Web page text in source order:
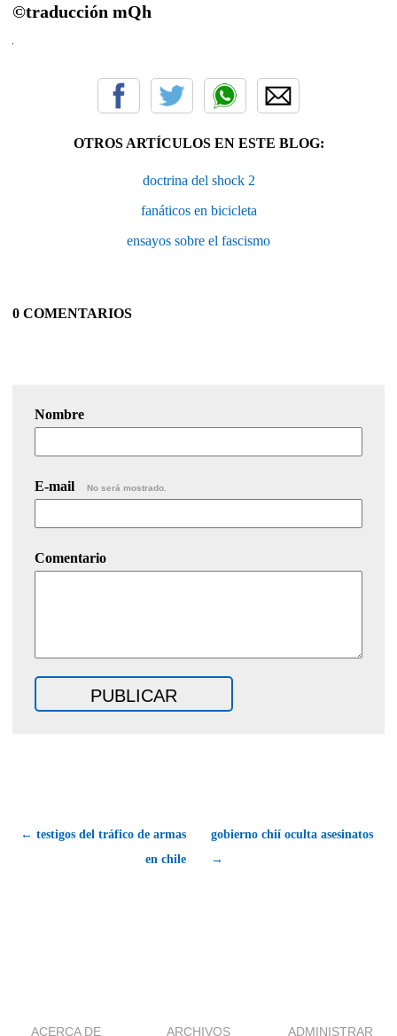
©traducción mQh
OTROS ARTÍCULOS EN ESTE BLOG:
doctrina del shock 2
fanáticos en bicicleta
ensayos sobre el fascismo
0 COMENTARIOS
Nombre
E-mail No será mostrado.
Comentario
← testigos del tráfico de armas
en chile
gobierno chií oculta asesinatos
→
ACERCA DE ARCHIVOS ADMINISTRAR